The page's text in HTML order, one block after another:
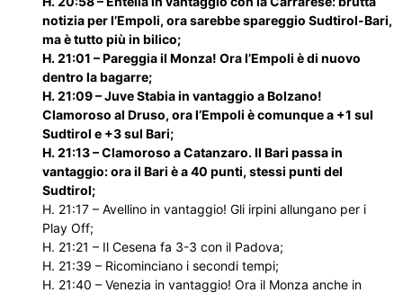
notizia per l’Empoli, ora sarebbe spareggio Sudtirol-Bari,
ma è tutto più in bilico;
H. 21:01 – Pareggia il Monza! Ora l’Empoli è di nuovo
dentro la bagarre;
H. 21:09 – Juve Stabia in vantaggio a Bolzano!
Clamoroso al Druso, ora l’Empoli è comunque a +1 sul
Sudtirol e +3 sul Bari;
H. 21:13 – Clamoroso a Catanzaro. Il Bari passa in
vantaggio: ora il Bari è a 40 punti, stessi punti del
Sudtirol;
H. 21:17 – Avellino in vantaggio! Gli irpini allungano per i
Play Off;
H. 21:21 – Il Cesena fa 3-3 con il Padova;
H. 21:39 – Ricominciano i secondi tempi;
H. 21:40 – Venezia in vantaggio! Ora il Monza anche in